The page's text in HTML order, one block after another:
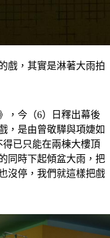
戲，其實是淋著大雨拍
，今（6）日釋出幕後
，是由曾敬驊與項婕如
已只能在兩棟大樓頂
同時下起傾盆大雨，把
沒停，我們就這樣把戲